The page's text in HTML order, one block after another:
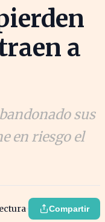
a
sus
en riesgo el
Compartir